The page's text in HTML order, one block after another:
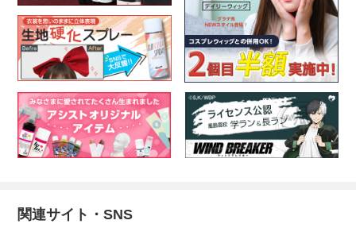
関連サイト・SNS